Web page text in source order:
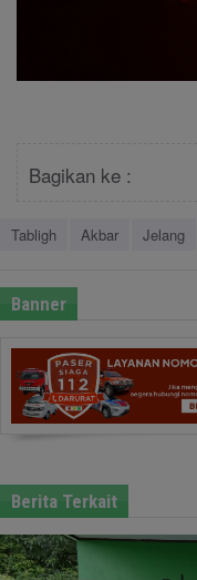
Bagikan ke :
Tabligh Akbar Jelang
Banner
Berita Terkait